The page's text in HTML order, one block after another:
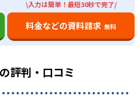
ューター弱点克服システム
徒自身の苦手分野を深く解
問題文章などを基に出され
身につく。
ートに合った時間割を作
ケジュールで通塾可能だ。
に専念できるため、プライ
については別の日へ無料で
受講選択が可能で、1カ月に1
更することができる。
れる「塾総合保険」に加入
\入力は簡単！最短30秒で完了/
料金などの資料請求 無料
評判・口コミ